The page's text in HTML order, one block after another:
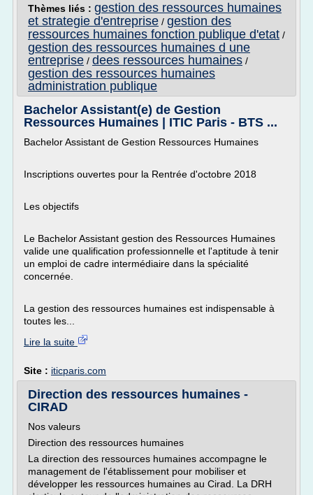
Thèmes liés : gestion des ressources humaines
et strategie d'entreprise / gestion des
ressources humaines fonction publique d'etat /
gestion des ressources humaines d une
entreprise / dees ressources humaines /
gestion des ressources humaines
administration publique
Bachelor Assistant(e) de Gestion
Ressources Humaines | ITIC Paris - BTS ...
Bachelor Assistant de Gestion Ressources Humaines
Inscriptions ouvertes pour la Rentrée d'octobre 2018
Les objectifs
Le Bachelor Assistant gestion des Ressources Humaines
valide une qualification professionnelle et l'aptitude à tenir
un emploi de cadre intermédiaire dans la spécialité
concernée.
La gestion des ressources humaines est indispensable à
toutes les...
Lire la suite
Site : iticparis.com
Direction des ressources humaines -
CIRAD
Nos valeurs
Direction des ressources humaines
La direction des ressources humaines accompagne le
management de l'établissement pour mobiliser et
développer les ressources humaines au Cirad. La DRH